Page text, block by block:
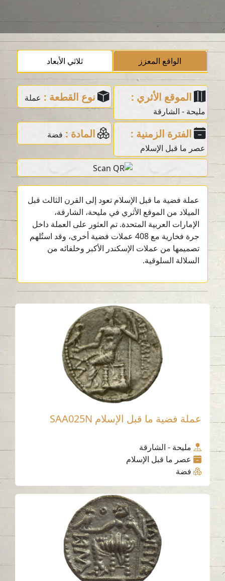
الواقع المعزز ثلاثي الأبعاد
الموقع الأثري :
مليحة - الشارقة
نوع القطعة : عملة
الفترة الزمنية :
عصر ما قبل الإسلام
المادة : فضة
عملة فضية ما قبل الإسلام تعود إلى القرن الثالث قبل
الميلاد من الموقع الأثري في مليحة، الشارقة،
الإمارات العربية المتحدة. تم العثور على العملة داخل
جرة فخارية مع 408 عملات فضية أخرى، وقد استُلهم
تصميمها من عملات الإسكندر الأكبر وخلفائه من
السلالة السلوقية.
عملة فضية ما قبل الإسلام SAA025N
مليحة - الشارقة
عصر ما قبل الإسلام
فضة